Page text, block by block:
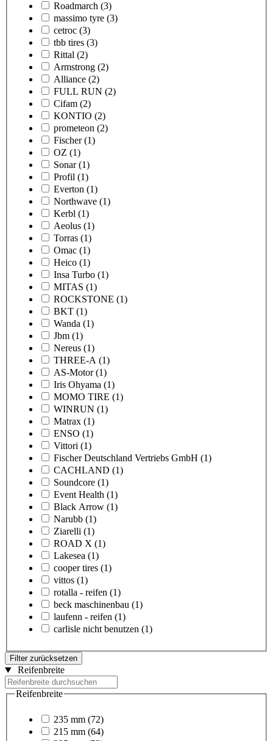
Roadmarch (3)
massimo tyre (3)
cetroc (3)
tbb tires (3)
Rittal (2)
Armstrong (2)
Alliance (2)
FULL RUN (2)
Cifam (2)
KONTIO (2)
prometeon (2)
Fischer (1)
OZ (1)
Sonar (1)
Profil (1)
Everton (1)
Northwave (1)
Kerbl (1)
Aeolus (1)
Torras (1)
Omac (1)
Heico (1)
Insa Turbo (1)
MITAS (1)
ROCKSTONE (1)
BKT (1)
Wanda (1)
Jbm (1)
Nereus (1)
THREE-A (1)
AS-Motor (1)
Iris Ohyama (1)
MOMO TIRE (1)
WINRUN (1)
Matrax (1)
ENSO (1)
Vittori (1)
Fischer Deutschland Vertriebs GmbH (1)
CACHLAND (1)
Soundcore (1)
Event Health (1)
Black Arrow (1)
Narubb (1)
Ziarelli (1)
ROAD X (1)
Lakesea (1)
cooper tires (1)
vittos (1)
rotalla - reifen (1)
beck maschinenbau (1)
laufenn - reifen (1)
carlisle nicht benutzen (1)
Filter zurücksetzen
Reifenbreite
Reifenbreite
235 mm (72)
215 mm (64)